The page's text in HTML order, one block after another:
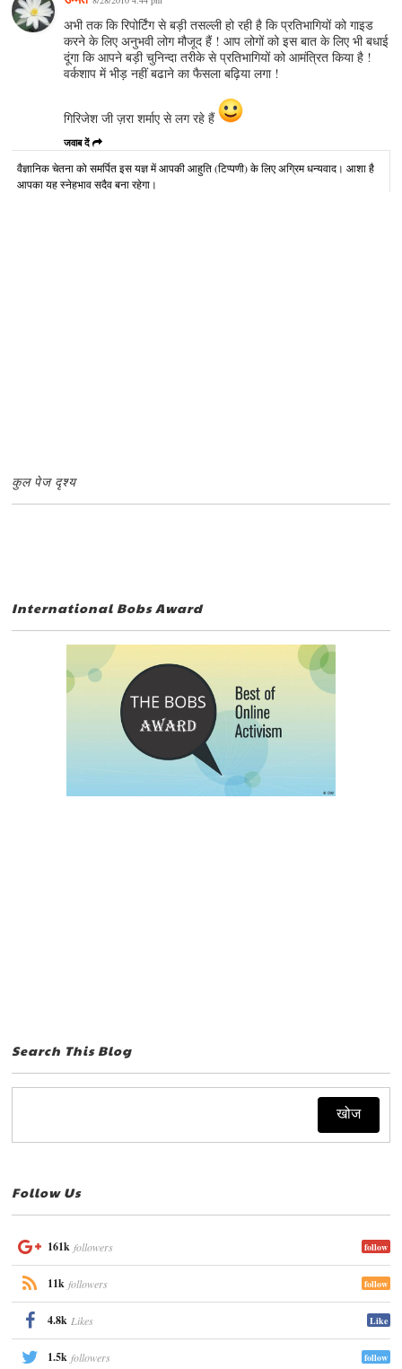
अभी तक कि रिपोर्टिंग से बड़ी तसल्ली हो रही है कि प्रतिभागियों को गाइड
करने के लिए अनुभवी लोग मौजूद हैं ! आप लोगों को इस बात के लिए भी बधाई
दूंगा कि आपने बड़ी चुनिन्दा तरीके से प्रतिभागियों को आमंत्रित किया है !
वर्कशाप में भीड़ नहीं बढाने का फैसला बढ़िया लगा !
गिरिजेश जी ज़रा शर्माए से लग रहे हैं
जवाब दें
वैज्ञानिक चेतना को समर्पित इस यज्ञ में आपकी आहुति (टिप्पणी) के लिए अग्रिम धन्यवाद। आशा है
आपका यह स्नेहभाव सदैव बना रहेगा।
कुल पेज दृश्य
International Bobs Award
Search This Blog
Follow Us
161k followers follow
11k followers follow
4.8k Likes Like
1.5k followers follow